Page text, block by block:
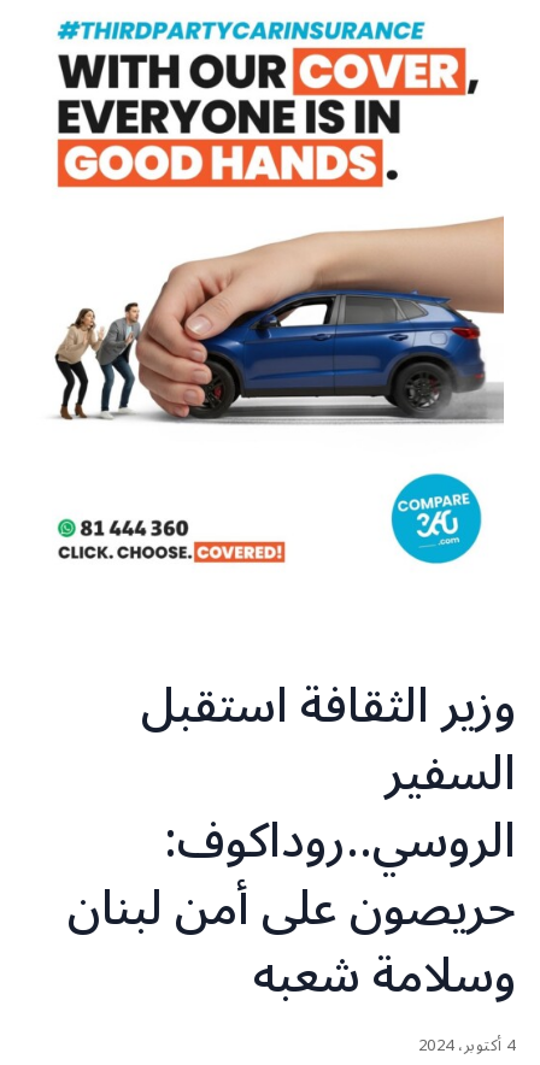
وزير الثقافة استقبل
السفير
الروسي..روداكوف:
حريصون على أمن لبنان
وسلامة شعبه
4 أكتوبر، 2024